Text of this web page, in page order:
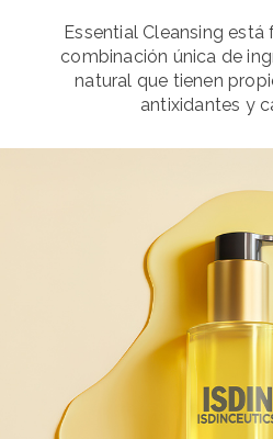
Essential Cleansing
combinación única de
natural que tienen
antixidantes y